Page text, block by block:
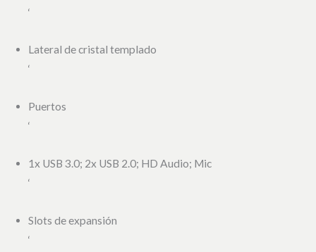
‘
Lateral de cristal templado
‘
Puertos
‘
1x USB 3.0; 2x USB 2.0; HD Audio; Mic
‘
Slots de expansión
‘